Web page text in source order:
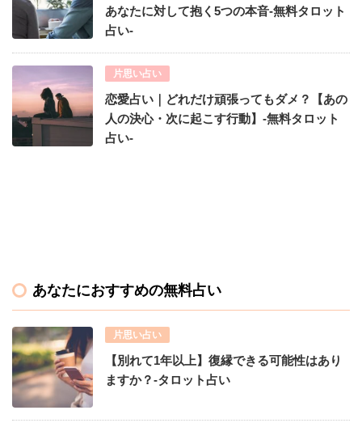
あなたに対して抱く5つの本音-無料タロット
占い-
片思い占い
恋愛占い｜どれだけ頑張ってもダメ？【あの
人の決心・次に起こす行動】-無料タロット
占い-
あなたにおすすめの無料占い
片思い占い
【別れて1年以上】復縁できる可能性はあり
ますか？-タロット占い